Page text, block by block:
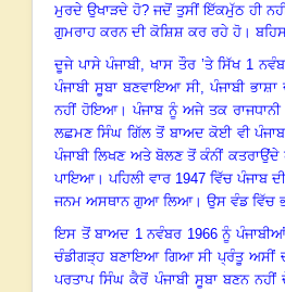
ਮੁਰਦੇ ਉਖਾੜਦੇ ਹੋ? ਜਦੋਂ ਤੁਸੀਂ ਇੱਕਮੁੱਠ ਹੀ
ਗੁਮਰਾਹ ਕਰਨ ਦੀ ਕੋਸ਼ਿਸ਼ ਕਰ ਰਹੇ ਹੋ ।
ਦੂਜੇ ਪਾਸੇ ਪੰਜਾਬੀ, ਖਾਸ ਤੌਰ’ਤੇ ਸਿੱਖ1
ਪੰਜਾਬੀ ਸੂਬਾ ਬਣਵਾਇਆ ਸੀ, ਪੰਜਾਬੀ ਭਾਸ਼ਾ
ਨਹੀਂ ਹੋਇਆ।ਪੰਜਾਬ ਨੂੰ ਅਜੇ ਤਕ ਰਾਜਧਾਨੀ
ਲਛਮਣ ਸਿੰਘ ਗਿੱਲ ਤੋਂ ਬਾਅਦ ਕੋਈ ਵੀ ਪੰਜਾਬ
ਪੰਜਾਬੀ ਲਿਖਣ ਅਤੇ ਬੋਲਣ ਤੋਂ ਕੰਨੀਂ ਕਤਰਾਉਂਦੇ
ਪਾਇਆ। ਪਹਿਲੀ ਵਾਰ1947 ਵਿੱਚ ਪੰਜਾਬ ਦੀ
ਜਨਮ ਅਸਥਾਨ ਗੁਆ ਲਿਆ। ਉਸ ਵੰਡ ਵਿੱਚ
ਇਸ ਤੋਂ ਬਾਅਦ 1ਨਵੰਬਰ1966ਨੂੰ ਪੰਜਾਬੀਆਂ
ਚੰਡੀਗੜ੍ਹ ਬਣਾਇਆ ਗਿਆ ਸੀ ਪ੍ਰੰਤੂ ਅਸੀਂ
ਪਰਤਾਪ ਸਿੰਘ ਕੈਰੋਂ ਪੰਜਾਬੀ ਸੂਬਾ ਬਣਨ ਨਹੀਂ